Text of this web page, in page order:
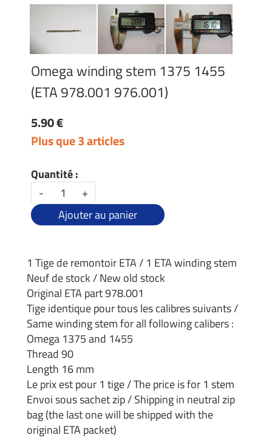
Omega winding stem 1375 1455
(ETA 978.001 976.001)
5.90 €
Plus que 3 articles
Quantité :
-
+
Ajouter au panier
1 Tige de remontoir ETA / 1 ETA winding stem
Neuf de stock / New old stock
Original ETA part 978.001
Tige identique pour tous les calibres suivants /
Same winding stem for all following calibers :
Omega 1375 and 1455
Thread 90
Length 16 mm
Le prix est pour 1 tige / The price is for 1 stem
Envoi sous sachet zip / Shipping in neutral zip
bag (the last one will be shipped with the
original ETA packet)